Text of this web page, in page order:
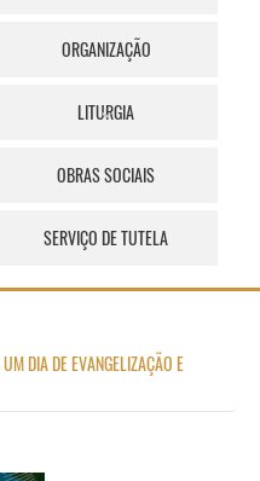
ORGANIZAÇÃO
LITURGIA
OBRAS SOCIAIS
SERVIÇO DE TUTELA
DIA DE EVANGELIZAÇÃO E